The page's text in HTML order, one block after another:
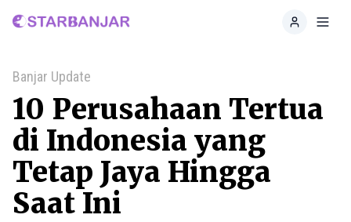
Home
Banjar Update
10 Perusahaan Tertua
di Indonesia yang
Tetap Jaya Hingga
Saat Ini